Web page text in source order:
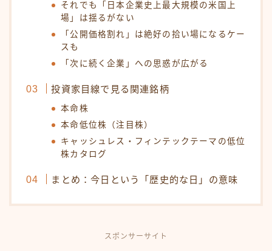
それでも「日本企業史上最大規模の米国上
場」は揺るがない
「公開価格割れ」は絶好の拾い場になるケー
スも
「次に続く企業」への思惑が広がる
投資家目線で見る関連銘柄
本命株
本命低位株（注目株）
キャッシュレス・フィンテックテーマの低位
株カタログ
まとめ：今日という「歴史的な日」の意味
スポンサーサイト